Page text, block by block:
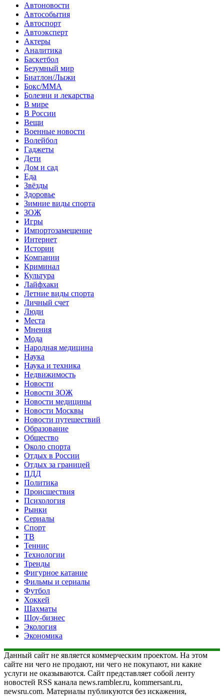
Автоновости
Автособытия
Автоспорт
Автоэксперт
Актеры
Аналитика
Баскетбол
Безумный мир
Биатлон/Лыжи
Бокс/MMA
Болезни и лекарства
В мире
В России
Вещи
Военные новости
Волейбол
Гаджеты
Дети
Дом и сад
Еда
Звёзды
Здоровье
Зимние виды спорта
ЗОЖ
Игры
Импортозамещение
Интернет
Истории
Компании
Криминал
Культура
Лайфхаки
Летние виды спорта
Личный счет
Люди
Места
Мнения
Мода
Народная медицина
Наука
Наука и техника
Недвижимость
Новости
Новости ЗОЖ
Новости медицины
Новости Москвы
Новости путешествий
Образование
Общество
Около спорта
Отдых в России
Отдых за границей
ПДД
Политика
Происшествия
Психология
Рынки
Сериалы
Спорт
ТВ
Теннис
Технологии
Тренды
Фигурное катание
Фильмы и сериалы
Футбол
Хоккей
Шахматы
Шоу-бизнес
Экология
Экономика
Данный сайт не является коммерческим проектом. На этом
сайте ни чего не продают, ни чего не покупают, ни какие
услуги не оказываются. Сайт представляет собой ленту
новостей RSS канала news.rambler.ru, kommersant.ru,
newsru.com. Материалы публикуются без искажения,